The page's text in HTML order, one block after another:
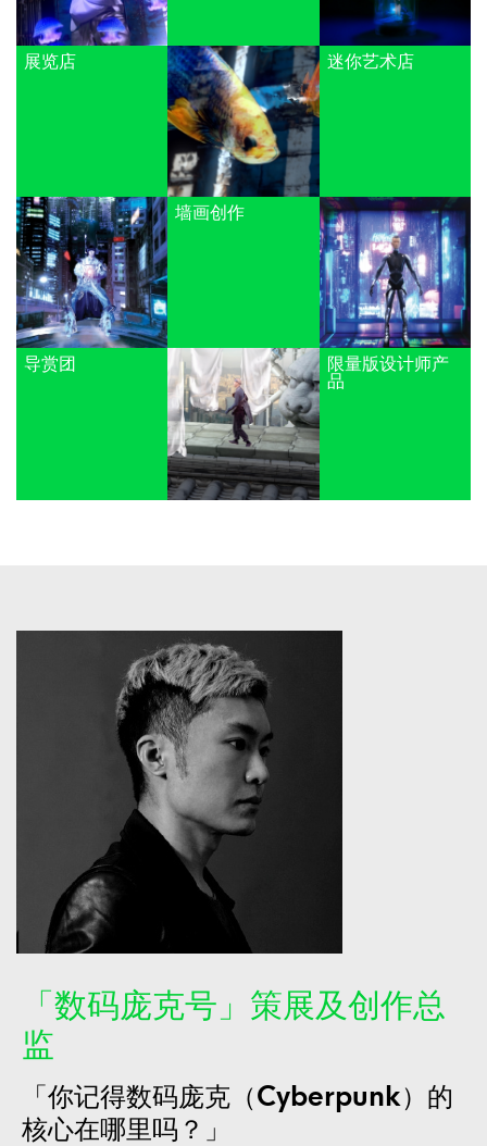
展览店 迷你艺术店
墙画创作
导赏团 限量版设计师产
品
「数码庞克号」策展及创作总
监
「你记得数码庞克（Cyber​​punk）的
核心在哪里吗？」